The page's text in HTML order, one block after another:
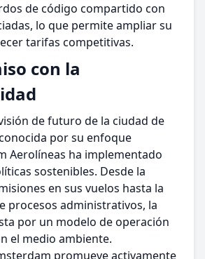
de código compartido con
lo que permite ampliar su
tarifas competitivas.
con la
de futuro de la ciudad de
por su enfoque
Aerolíneas ha implementado
sostenibles. Desde la
en sus vuelos hasta la
procesos administrativos, la
por un modelo de operación
el medio ambiente.
promueve activamente